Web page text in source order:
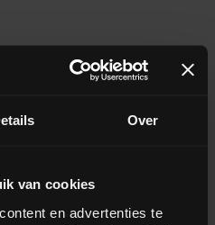
Over
van cookies
en advertenties te